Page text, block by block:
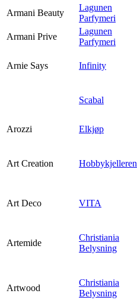
Armani Beauty
Lagunen
Parfymeri
Armani Prive
Lagunen
Parfymeri
Arnie Says Infinity
Scabal
Arozzi
Elkjøp
Art Creation Hobbykjelleren
Art Deco VITA
Artemide
Christiania
Belysning
Artwood
Christiania
Belysning